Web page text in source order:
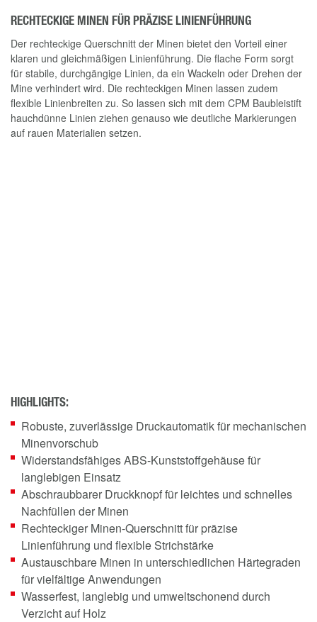
RECHTECKIGE MINEN FÜR PRÄZISE LINIENFÜHRUNG
Der rechteckige Querschnitt der Minen bietet den Vorteil einer
klaren und gleichmäßigen Linienführung. Die flache Form sorgt
für stabile, durchgängige Linien, da ein Wackeln oder Drehen der
Mine verhindert wird. Die rechteckigen Minen lassen zudem
flexible Linienbreiten zu. So lassen sich mit dem CPM Baubleistift
hauchdünne Linien ziehen genauso wie deutliche Markierungen
auf rauen Materialien setzen.
HIGHLIGHTS:
Robuste, zuverlässige Druckautomatik für mechanischen
Minenvorschub
Widerstandsfähiges ABS-Kunststoffgehäuse für
langlebigen Einsatz
Abschraubbarer Druckknopf für leichtes und schnelles
Nachfüllen der Minen
Rechteckiger Minen-Querschnitt für präzise
Linienführung und flexible Strichstärke
Austauschbare Minen in unterschiedlichen Härtegraden
für vielfältige Anwendungen
Wasserfest, langlebig und umweltschonend durch
Verzicht auf Holz